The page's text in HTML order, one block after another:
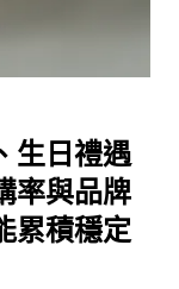
生日禮遇
率與品牌
累積穩定